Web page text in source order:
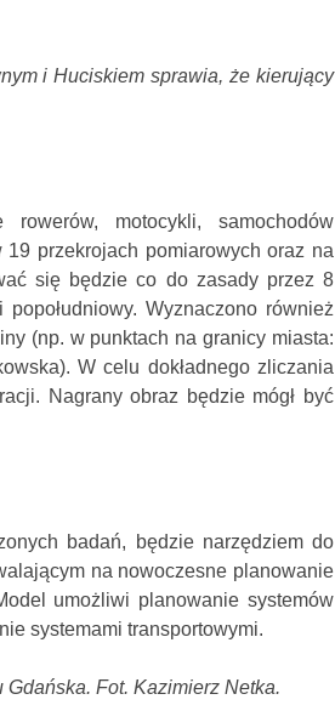
i Huciskiem sprawia, że kierujący
motocykli, samochodów
przekrojach pomiarowych oraz na
się będzie co do zasady przez 8
Wyznaczono również
(np. w punktach na granicy miasta:
W celu dokładnego zliczania
Nagrany obraz będzie mógł być
badań, będzie narzędziem do
na nowoczesne planowanie
umożliwi planowanie systemów
systemami transportowymi.
Fot. Kazimierz Netka.